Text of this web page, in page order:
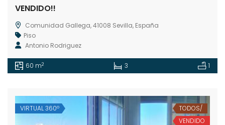
VENDIDO!!
Comunidad Gallega, 41008 Sevilla, España
Piso
Antonio Rodriguez
60 m2 3 1
VIRTUAL 360º
TODOS/
VENDIDO